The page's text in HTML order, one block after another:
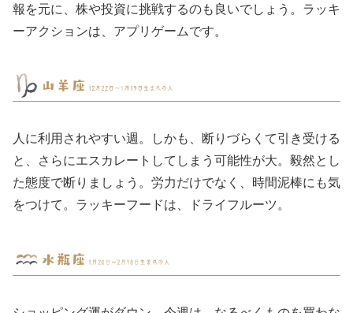
報を元に、株や投資に挑戦するのも良いでしょう。ラッキ
ーアクションは、アプリゲームです。
人に利用されやすい週。しかも、断りづらくて引き受ける
と、さらにエスカレートしてしまう可能性が大。毅然とし
た態度で断りましょう。労力だけでなく、時間泥棒にも気
をつけて。ラッキーフードは、ドライフルーツ。